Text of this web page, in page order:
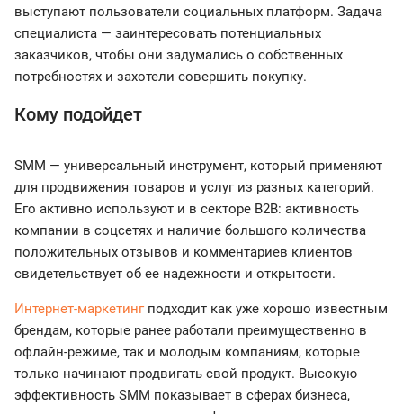
выступают пользователи социальных платформ. Задача
специалиста — заинтересовать потенциальных
заказчиков, чтобы они задумались о собственных
потребностях и захотели совершить покупку.
Кому подойдет
SMM — универсальный инструмент, который применяют
для продвижения товаров и услуг из разных категорий.
Его активно используют и в секторе B2B: активность
компании в соцсетях и наличие большого количества
положительных отзывов и комментариев клиентов
свидетельствует об ее надежности и открытости.
Интернет-маркетингподходит как уже хорошо известным
брендам, которые ранее работали преимущественно в
офлайн-режиме, так и молодым компаниям, которые
только начинают продвигать свой продукт. Высокую
эффективность SMM показывает в сферах бизнеса,